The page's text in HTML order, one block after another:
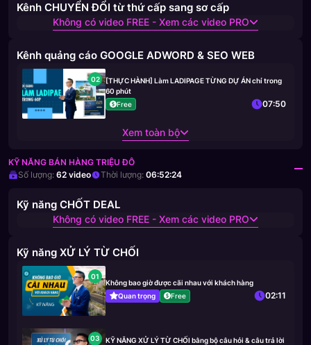
Kênh CHUYỂN ĐỔI từ thứ cấp sang sơ cấp
Không có video FREE - Xem các video PRO
Kênh quảng cáo GOOGLE ADWORD & SEO WEB
02
[THỰC HÀNH] Làm LADIPAGE TỪNG DỰ ÁN chỉ trong
60 phút
Free
07:50
Xem toàn bộ
KỸ NĂNG BÁN HÀNG TRIỆU ĐÔ
Số lượng: 62 video Thời lượng: 06:52:24
Kỹ năng CHỐT DEAL
Không có video FREE - Xem các video PRO
Kỹ năng XỬ LÝ TỪ CHỐI
01
Không bao giờ được cãi nhau với khách hàng
Quan trọng
Free 02:11
03
KỸ NĂNG XỬ LÝ TỪ CHỐI bằng bộ câu hỏi & câu trả lời